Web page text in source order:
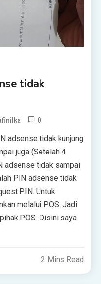
tidak
0
adsense tidak kunjung
juga (Setelah 4
adsense tidak sampai
PIN adsense tidak
PIN. Untuk
melalui POS. Jadi
POS. Disini saya
2 Mins Read